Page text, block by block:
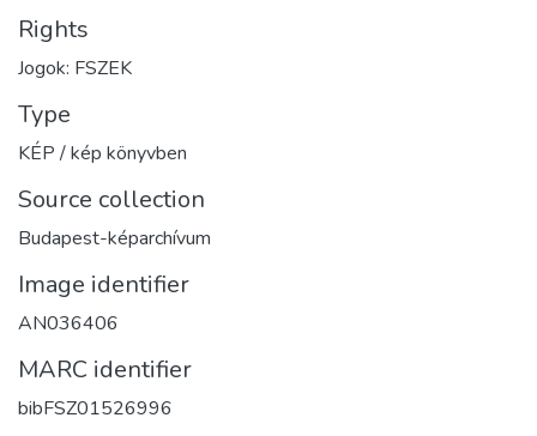
Rights
Jogok: FSZEK
Type
KÉP / kép könyvben
Source collection
Budapest-képarchívum
Image identifier
AN036406
MARC identifier
bibFSZ01526996